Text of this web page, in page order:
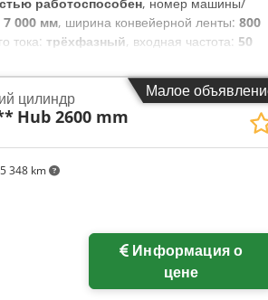
7 000 мм, ширина конвейерной ленты: 800
тока: трёхфазный, входная частота: 50
но находится в хорошем
двигается вперёд и назад мгновенно
необходимо закрепление в бетоне.
Малое
348 km
цилиндр
Hub 2600 mm
цене